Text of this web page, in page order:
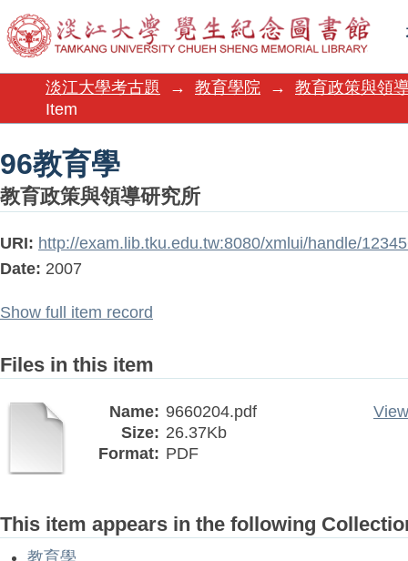
96教育學
淡江大學考古題 → 教育學院 →
教育政策與領
Item
96教育學
教育政策與領導研究所
URI: http://exam.lib.tku.edu.tw:8080/xmlui/handle/
Date: 2007
Show full item record
Files in this item
Name: 9660204.pdf
Size: 26.37Kb
Format: PDF
This item appears in the following
教育學